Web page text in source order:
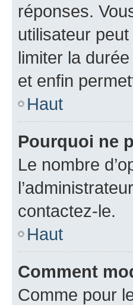
réponses.
utilisateur
limiter la
et enfin
Haut
Pourquoi ne
Le nombre
contactez-le.
Haut
Comment
Comme pour